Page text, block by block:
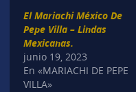
El Mariachi México De
Pepe Villa – Lindas
Mexicanas.
junio 19, 2023
En «MARIACHI DE PEPE
VILLA»